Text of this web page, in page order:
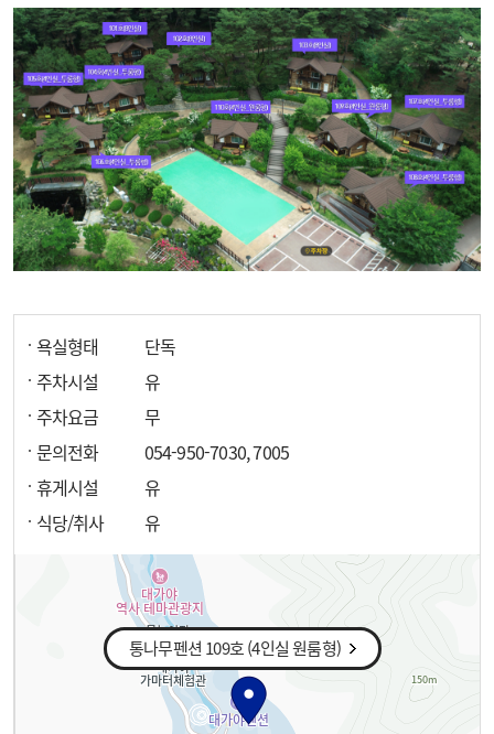
욕실형태
단독
주차시설
유
주차요금
무
문의전화
054-950-7030, 7005
휴게시설
유
식당/취사
유
통나무펜션 109호 (4인실 원룸형)